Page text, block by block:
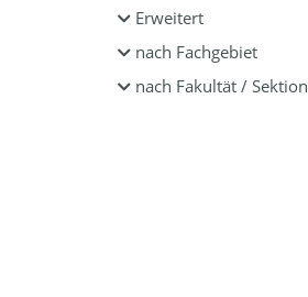
Erweitert
nach Fachgebiet
nach Fakultät / Sektion